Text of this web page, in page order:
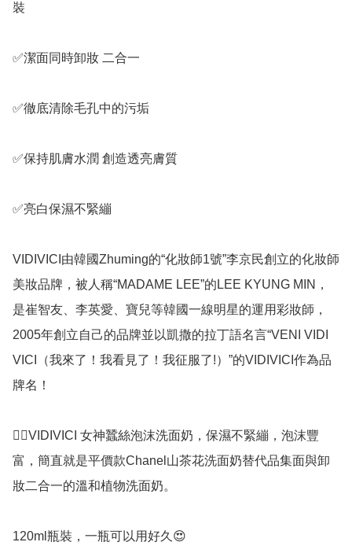
裝
✅️潔面同時卸妝 二合一
✅️徹底清除毛孔中的污垢
✅️保持肌膚水潤 創造透亮膚質
✅️亮白保濕不緊繃
VIDIVICI由韓國Zhuming的“化妝師1號”李京民創立的化妝師
美妝品牌，被人稱“MADAME LEE”的LEE KYUNG MIN，
是崔智友、李英愛、寶兒等韓國一線明星的運用彩妝師，
2005年創立自己的品牌並以凱撒的拉丁語名言“VENI VIDI
VICI（我來了！我看見了！我征服了!）”的VIDIVICI作為品
牌名！
👉🏻VIDIVICI 女神蠶絲泡沫洗面奶，保濕不緊繃，泡沫豐
富，簡直就是平價款Chanel山茶花洗面奶替代品集面與卸
妝二合一的溫和植物洗面奶。
120ml瓶裝，一瓶可以用好久😍